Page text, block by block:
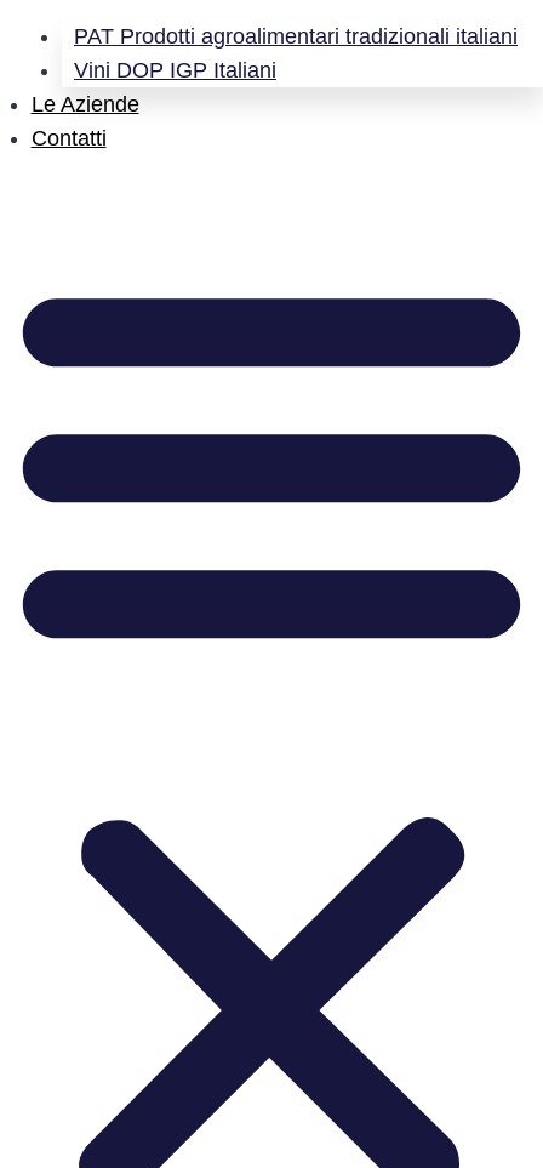
PAT Prodotti agroalimentari tradizionali italiani
Vini DOP IGP Italiani
Le Aziende
Contatti